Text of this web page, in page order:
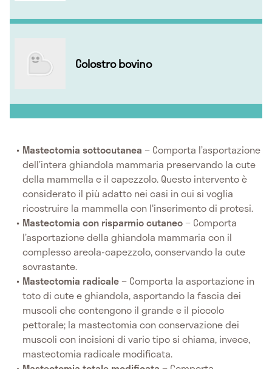
Colostro bovino
Mastectomia sottocutanea− Comporta l’asportazione
dell’intera ghiandola mammaria preservando la cute
della mammella e il capezzolo. Questo intervento è
considerato il più adatto nei casi in cui si voglia
ricostruire la mammella con l'inserimento di protesi.
Mastectomia con risparmio cutaneo− Comporta
l’asportazione della ghiandola mammaria con il
complesso areola-capezzolo, conservando la cute
sovrastante.
Mastectomia radicale− Comporta la asportazione in
toto di cute e ghiandola, asportando la fascia dei
muscoli che contengono il grande e il piccolo
pettorale; la mastectomia con conservazione dei
muscoli con incisioni di vario tipo si chiama, invece,
mastectomia radicale modificata.